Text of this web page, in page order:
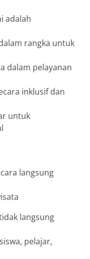
adalah
rangka untuk
dalam pelayanan
inklusif dan
untuk
langsung
langsung
pelajar,